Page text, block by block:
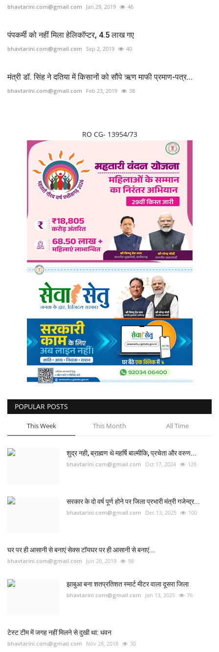
bhavtarini.com@gmail.com Jan 29, 2019 46
पंपकर्मी को नहीं मिला हेलिकॉप्टर, 4.5 लाख गए
bhavtarini.com@gmail.com Sep 2, 2019 40
मंत्री डॉ. सिंह ने दतिया में किसानों को सौंपे ऋण माफी प्रमाण-पत्र...
bhavtarini.com@gmail.com Feb 23, 2019 38
RO CG- 13954/73
POPULAR POSTS
This Week This Month All Time
शुद्र नही, ब्राह्मण थे महर्षि बाल्मीकि, प्रचेता और वरुण...
bhavtarini.com@gmail.com Oct 17, 2024 128
सरकार के दो वर्ष पूर्ण होने पर जिला प्रभारी मंत्री गजेन्द्र...
bhavtarini.com@gmail.com Dec 13, 2025 100
घर पर ही आसानी से बनाएं सेक्स टॉयघर पर ही आसानी से बनाएं...
bhavtarini.com@gmail.com Jun 20, 2019 98
झाबुआ बना शतप्रतिशत स्मार्ट मीटर वाला दूसरा जिला
bhavtarini.com@gmail.com Jan 13, 2025 76
टेस्ट टीम में जगह नहीं मिलने से दुखी था: धवन
bhavtarini.com@gmail.com Nov 28, 2018 30